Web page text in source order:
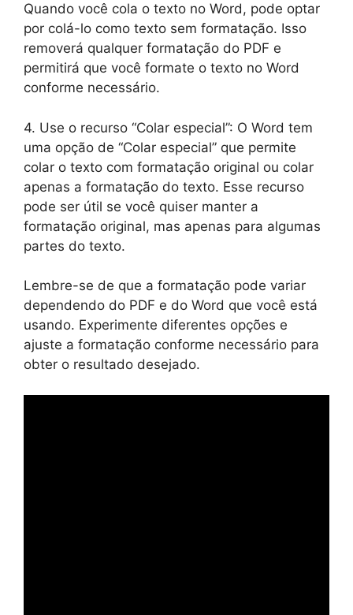
Quando você cola o texto no Word, pode optar
por colá-lo como texto sem formatação. Isso
removerá qualquer formatação do PDF e
permitirá que você formate o texto no Word
conforme necessário.
4. Use o recurso “Colar especial”: O Word tem
uma opção de “Colar especial” que permite
colar o texto com formatação original ou colar
apenas a formatação do texto. Esse recurso
pode ser útil se você quiser manter a
formatação original, mas apenas para algumas
partes do texto.
Lembre-se de que a formatação pode variar
dependendo do PDF e do Word que você está
usando. Experimente diferentes opções e
ajuste a formatação conforme necessário para
obter o resultado desejado.